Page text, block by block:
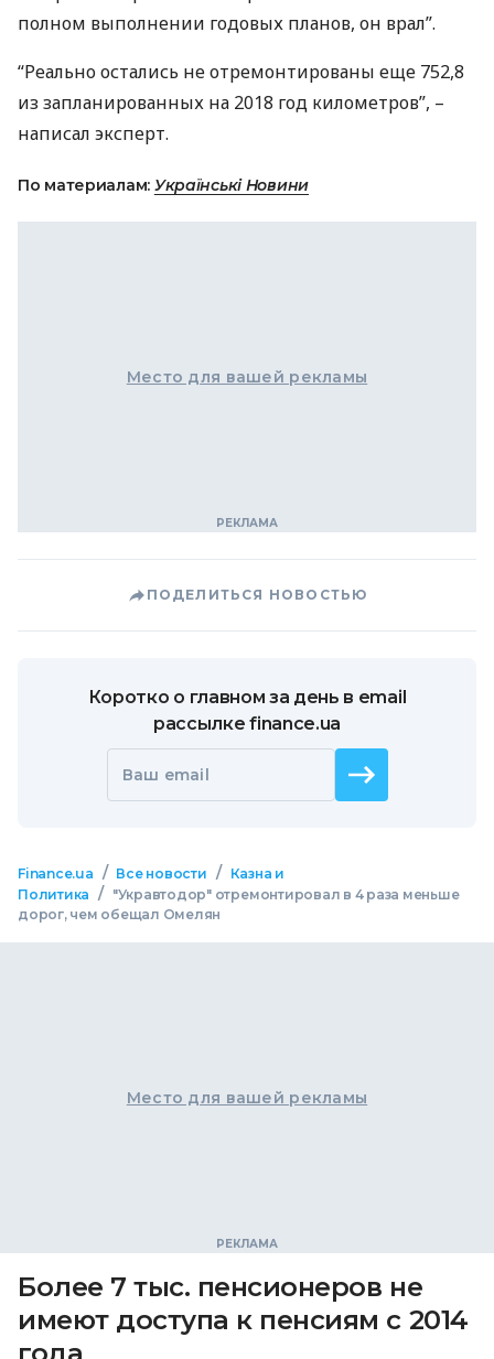
полном выполнении годовых планов, он врал”.
“Реально остались не отремонтированы еще 752,8
из запланированных на 2018 год километров”, –
написал эксперт.
По материалам: Українські Новини
Место для вашей рекламы
ПОДЕЛИТЬСЯ НОВОСТЬЮ
Коротко о главном за день в email
рассылке finance.ua
Ваш email
Finance.ua / Все новости /
Казна и
Политика
/
"Укравтодор" отремонтировал в 4 раза меньше
дорог, чем обещал Омелян
Место для вашей рекламы
Более 7 тыс. пенсионеров не
имеют доступа к пенсиям с 2014